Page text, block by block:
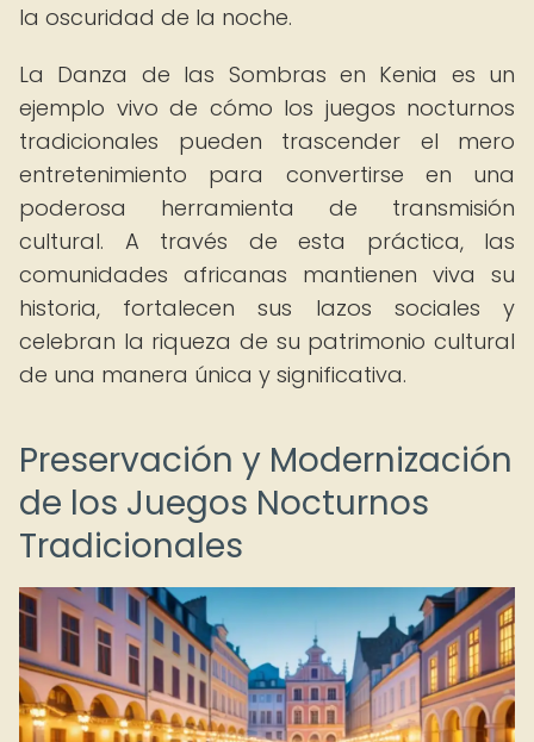
la oscuridad de la noche.
La Danza de las Sombras en Kenia es un
ejemplo vivo de cómo los juegos nocturnos
tradicionales pueden trascender el mero
entretenimiento para convertirse en una
poderosa herramienta de transmisión
cultural. A través de esta práctica, las
comunidades africanas mantienen viva su
historia, fortalecen sus lazos sociales y
celebran la riqueza de su patrimonio cultural
de una manera única y significativa.
Preservación y Modernización
de los Juegos Nocturnos
Tradicionales